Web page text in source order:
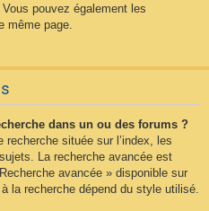
pouvez également les
même page.
dans un ou des forums ?
située sur l’index, les
La recherche avancée est
avancée » disponible sur
la recherche dépend du style utilisé.